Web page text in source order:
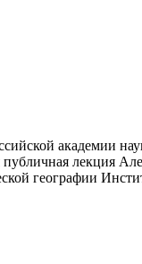
академии
лекция
географии